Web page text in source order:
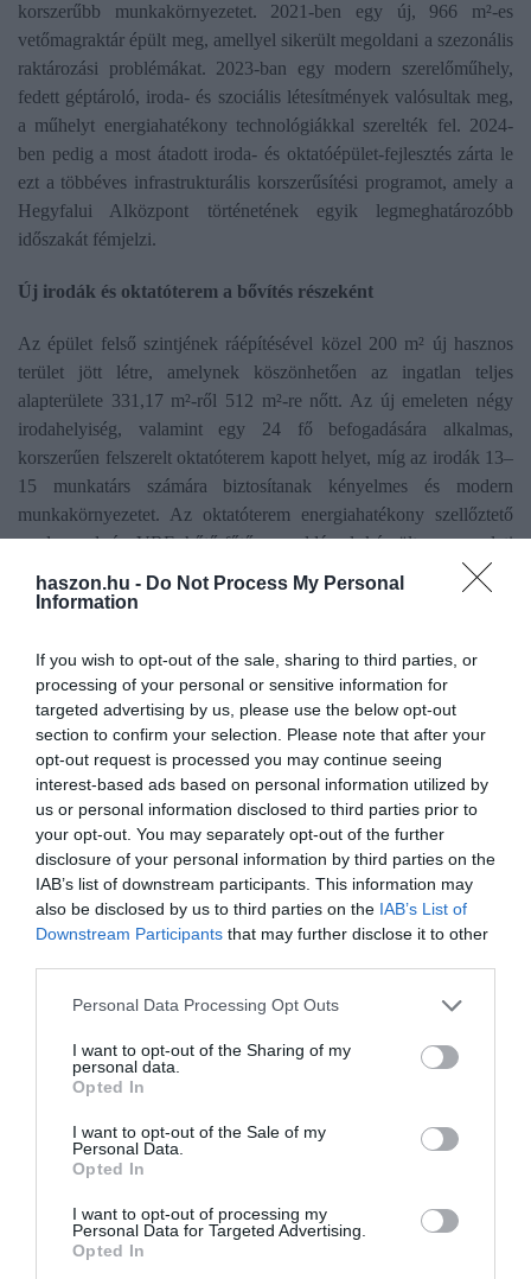
haszon.hu - Do Not Process My Personal
Information
If you wish to opt-out of the sale, sharing to third parties, or
processing of your personal or sensitive information for
targeted advertising by us, please use the below opt-out
section to confirm your selection. Please note that after your
opt-out request is processed you may continue seeing
interest-based ads based on personal information utilized by
us or personal information disclosed to third parties prior to
your opt-out. You may separately opt-out of the further
disclosure of your personal information by third parties on the
IAB’s list of downstream participants. This information may
also be disclosed by us to third parties on the IAB’s List of
Downstream Participants that may further disclose it to other
Please note that this website/app uses one or more Google
not limited to your visit or usage behaviour. You may click to
grant or deny consent to Google and its third-party tags to
use your data for below specified purposes in below Google
consent section.
Personal Data Processing Opt Outs
I want to opt-out of the Sharing of my
personal data.
Opted In
I want to opt-out of the Sale of my
Personal Data.
Opted In
I want to opt-out of processing my
Personal Data for Targeted Advertising.
Opted In
korszerűbb munkakörnyezetet. 2021-ben egy új, 966 m²-es
vetőmagraktár épült meg, amellyel sikerült megoldani a szezonális
raktározási problémákat. 2023-ban egy modern szerelőműhely,
fedett géptároló, iroda- és szociális létesítmények valósultak meg,
a műhelyt energiahatékony technológiákkal szerelték fel. 2024-
ben pedig a most átadott iroda- és oktatóépület-fejlesztés zárta le
ezt a többéves infrastrukturális korszerűsítési programot, amely a
Hegyfalui Alközpont történetének egyik legmeghatározóbb
időszakát fémjelzi.
Új irodák és oktatóterem a bővítés részeként
Az épület felső szintjének ráépítésével közel 200 m² új hasznos
terület jött létre, amelynek köszönhetően az ingatlan teljes
alapterülete 331,17 m²-ről 512 m²-re nőtt. Az új emeleten négy
irodahelyiség, valamint egy 24 fő befogadására alkalmas,
korszerűen felszerelt oktatóterem kapott helyet, míg az irodák 13–
15 munkatárs számára biztosítanak kényelmes és modern
munkakörnyezetet. Az oktatóterem energiahatékony szellőztető
rendszerrel és VRF hűtő-fűtő megoldással készült, az emeleti
részen a padlófűtés ugyancsak hozzájárul a komfortos
munkakörülményekhez.
Energetikai korszerűsítés és belső megújulás
A fejlesztés részeként a földszinti irodaterek is teljes felújításon
estek át. A földszinti teakonyha mellett étkező helyiség került
kialakításra, a hideg- és melegburkolatok teljes cseréje mellett a
vizesblokk is megújult. Az épület emeletráépítése során új
tetőszerkezet, korszerű kőzetgyapot hőszigetelés és háromrétegű
üvegezésű nyílászárók kerültek beépítésre, amelyek
nagymértékben hozzájárulnak az energiahatékony működéshez. A
külső és belső festés pedig egységes, modern megjelenést biztosít
az alközpont számára.
Az átadással a Hegyfalui Alközpont nemcsak tágasabb és
partnerkiszolgálás színvonalát is emeli. A beruházás egy újabb
mérföldkő a vállalat folyamatos infrastrukturális fejlődésében,
fenntarthatósági célok eléréséhez.